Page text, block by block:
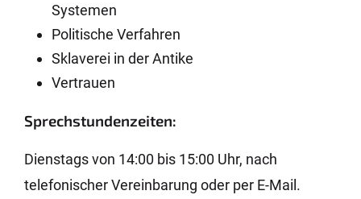
Systemen
Politische Verfahren
Sklaverei in der Antike
Vertrauen
Sprechstundenzeiten:
Dienstags von 14:00 bis 15:00 Uhr, nach
telefonischer Vereinbarung oder per E-Mail.